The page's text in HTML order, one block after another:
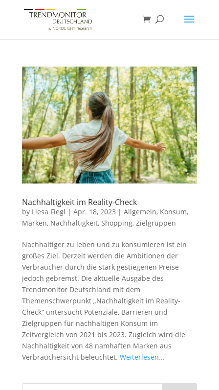
Nachhaltigkeit im Reality-Check
by Liesa Fiegl | Apr. 18, 2023 | Allgemein, Konsum,
Marken, Nachhaltigkeit, Shopping, Zielgruppen
Nachhaltiger zu leben und zu konsumieren ist ein
großes Ziel. Derzeit werden die Ambitionen der
Verbraucher durch die stark gestiegenen Preise
jedoch gebremst. Die aktuelle Ausgabe des
Trendmonitor Deutschland mit dem
Themenschwerpunkt „Nachhaltigkeit im Reality-
Check“ untersucht Potenziale, Barrieren und
Zielgruppen für nachhaltigen Konsum im
Zeitvergleich von 2021 bis 2023. Zugleich wird die
Nachhaltigkeit von 48 namhaften Marken aus
Verbrauchersicht beleuchtet. Weiterlesen…